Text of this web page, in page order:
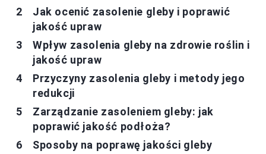
Jak ocenić zasolenie gleby i poprawić
jakość upraw
Wpływ zasolenia gleby na zdrowie roślin i
jakość upraw
Przyczyny zasolenia gleby i metody jego
redukcji
Zarządzanie zasoleniem gleby: jak
poprawić jakość podłoża?
Sposoby na poprawę jakości gleby